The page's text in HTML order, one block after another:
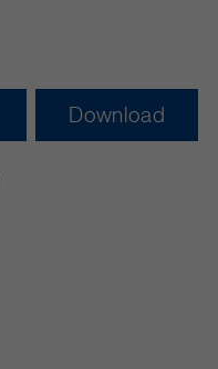
Download